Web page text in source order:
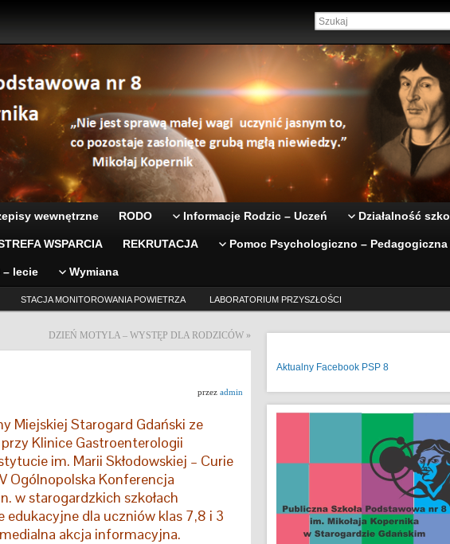
wewnętrzne RODO Informacje Rodzic – Uczeń Działalność
WSPARCIA REKRUTACJA Pomoc Psychologiczno – Pedagogiczna
– lecie Wymiana
STACJA MONITOROWANIA POWIETRZA LABORATORIUM PRZYSZŁOŚCI
DZIEŃ MOTYLA – WYSTĘP DLA RODZICÓW »
przez admin
Miejskiej Starogard Gdański ze
Klinice Gastroenterologii
im. Marii Skłodowskiej – Curie
Ogólnopolska Konferencja
w starogardzkich szkołach
dla uczniów klas 7,8 i 3
akcja informacyjna.
Aktualny Facebook PSP 8